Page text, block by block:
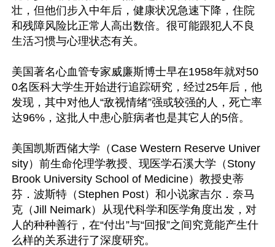
壮，但他们步入中年后，健康状况急速下降，住院
和残障风险比正常人高出数倍。很可能跟犯人不良
生活习惯与心理状态有关。
美国著名心血管专家威廉斯博士早在1958年就对50
0名医科大学生开始进行追踪研究，经过25年后，他
发现，其中对他人“敌视情绪”强或较强的人，死亡率
达96%，这批人中患心脏病者也是其它人的5倍。
美国凯斯西储大学（Case Western Reserve Univer
sity）前生命伦理学教授、现医学石溪大学（Stony
Brook University School of Medicine）教授史蒂
芬．波斯特（Stephen Post）和小说家吉尔．奈马
克（Jill Neimark）从现代科学和医学角度出发，对
人的种种善行，在“付出”与“回报”之间究竟能产生什
么样的关系进行了深度研究。